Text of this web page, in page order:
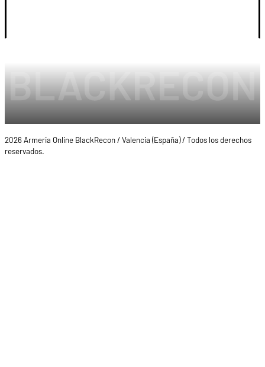
2026 Armeria Online BlackRecon / Valencia (España) / Todos los derechos
reservados.